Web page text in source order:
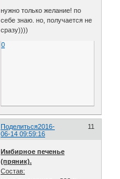
нужно только желание! по
себе знаю. но, получается не
сразу))))
0
Поделиться 11
2016-
06-14 09:59:16
Имбирное печенье
(пряник).
Состав: